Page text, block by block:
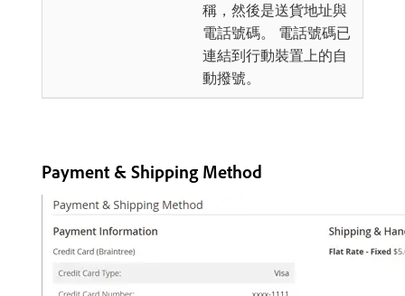
稱，然後是送貨地址與
電話號碼。 電話號碼已
連結到行動裝置上的自
動撥號。
Payment & Shipping Method